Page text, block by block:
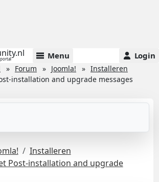
Menu Login
Forum Joomla!
Installeren
installation and upgrade messages
Installeren
Post-installation and upgrade